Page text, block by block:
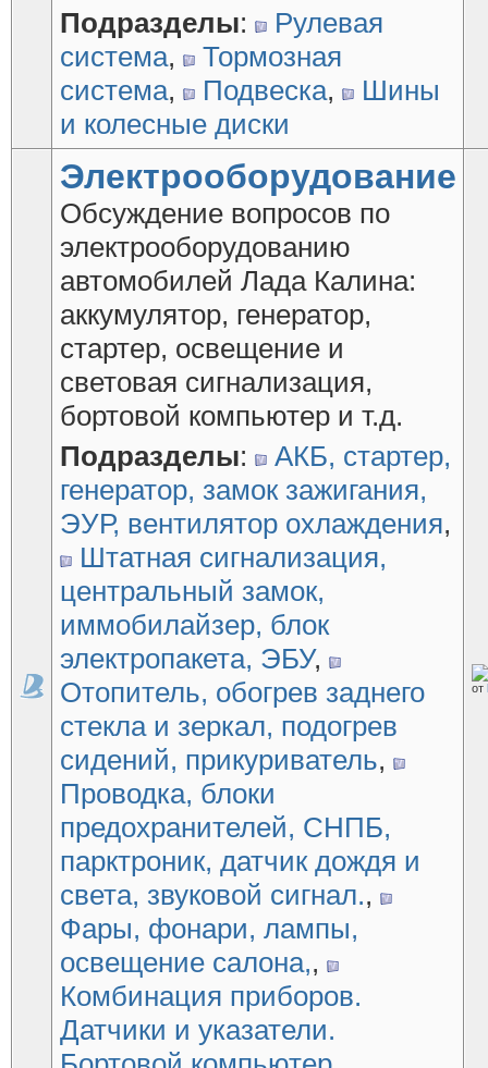
Подразделы:
Рулевая
система,
Тормозная
система, Подвеска,
Шины
и колесные диски
Электрооборудование
Обсуждение вопросов по
электрооборудованию
автомобилей Лада Калина:
аккумулятор, генератор,
стартер, освещение и
световая сигнализация,
бортовой компьютер и т.д.
Подразделы:
АКБ, стартер,
генератор, замок зажигания,
ЭУР, вентилятор охлаждения,
Штатная сигнализация,
центральный замок,
иммобилайзер, блок
электропакета, ЭБУ,
Отопитель, обогрев заднего
стекла и зеркал, подогрев
сидений, прикуриватель,
Проводка, блоки
предохранителей, СНПБ,
парктроник, датчик дождя и
света, звуковой сигнал.,
Фары, фонари, лампы,
освещение салона,,
Комбинация приборов.
Датчики и указатели.
от